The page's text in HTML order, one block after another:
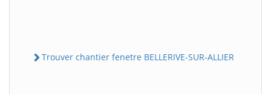
Trouver chantier fenetre BELLERIVE-SUR-ALLIER